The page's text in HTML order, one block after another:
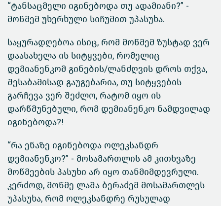
“ტანსაცმელი იგინებოდა თუ ადამიანი?” -
მოწმემ უხერხული სიჩუმით უპასუხა.
საყურადღებოა ისიც, რომ მოწმემ ზუსტად ვერ
დაასახელა ის სიტყვები, რომელიც
დემიანენკომ გინების/ლანძღვის დროს თქვა,
შესაბამისად გაუგებარია, თუ სიტყვების
გარჩევა ვერ შეძლო, რატომ იყო ის
დარწმუნებული, რომ დემიანენკო ნამდვილად
იგინებოდა?!
“რა ენაზე იგინებოდა ოლეკსანდრ
დემიანენკო?” - მოსამართლის ამ კითხვაზე
მოწმეების პასუხი არ იყო თანმიმდევრული.
კერძოდ, მოწმე ლაშა ბერაძემ მოსამართლეს
უპასუხა, რომ ოლეკსანდრე რუსულად